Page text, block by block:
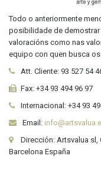
Todo o anteriormente
posibilidade de
valoracións como nas
equipo con quen busca
Att. Cliente: 93 527 54
Fax: +34 93 494 96 97
Internacional: +34 93
Email:
Dirección: Artsvalua sl,
Barcelona España